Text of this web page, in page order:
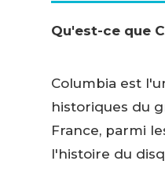
Qu'est-ce que
Columbia est
historiques du
France, parmi
l'histoire du